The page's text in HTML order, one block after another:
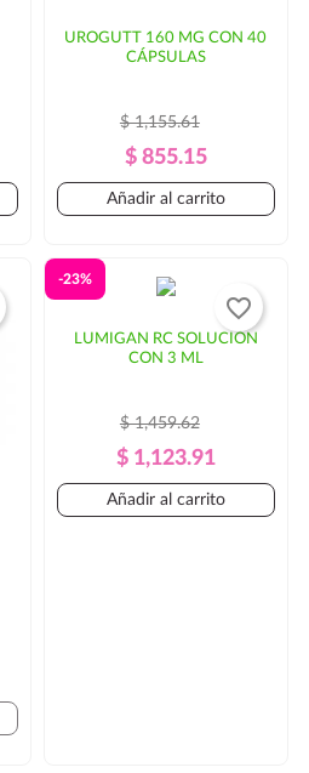
UROGUTT 160 MG CON 40
CÁPSULAS
Precio
Regular
$ 1,155.61
Precio
$ 855.15
Añadir al carrito
LUMIGAN RC SOLUCIÓN
CON 3 ML
Precio
Regular
$ 1,459.62
Precio
$ 1,123.91
-23%
Añadir al carrito
favorite_border